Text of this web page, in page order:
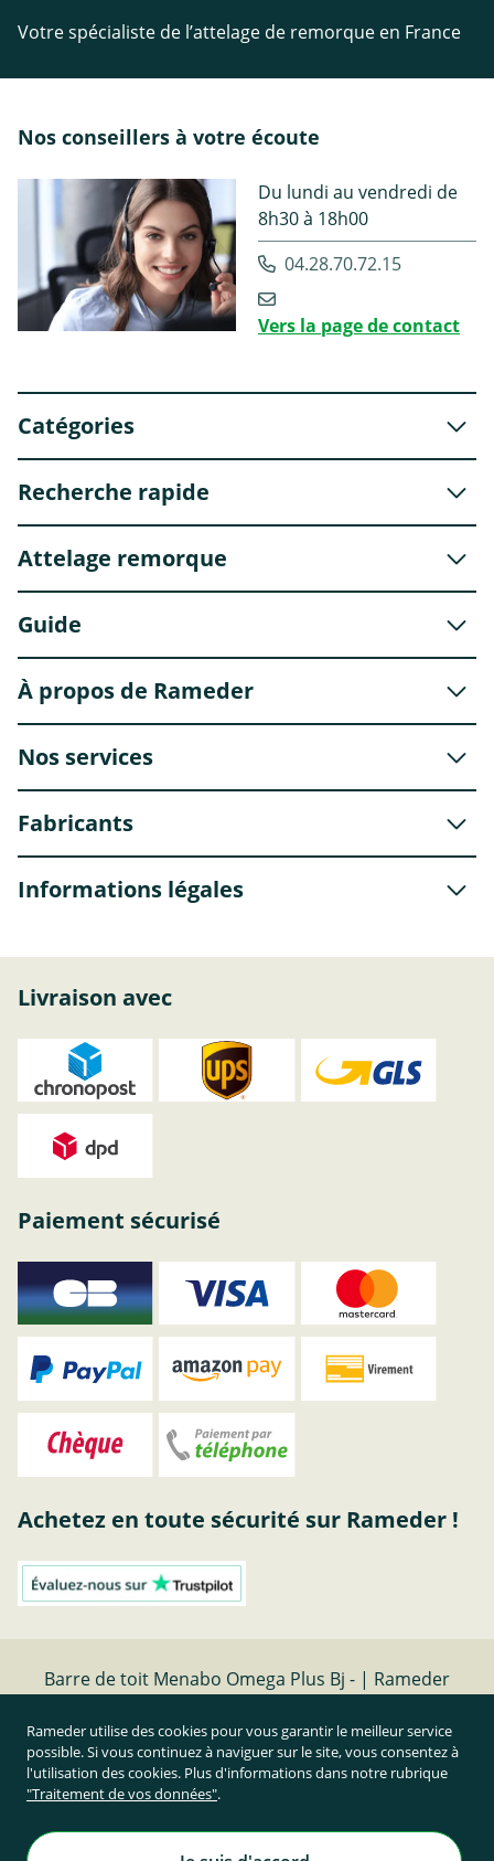
Votre spécialiste de l’attelage de remorque en France
Nos conseillers à votre écoute
Du lundi au vendredi de
8h30 à 18h00
04.28.70.72.15
Vers la page de contact
Catégories
Recherche rapide
Attelage remorque
Guide
À propos de Rameder
Nos services
Fabricants
Informations légales
Livraison avec
Paiement sécurisé
Achetez en toute sécurité sur Rameder !
Barre de toit Menabo Omega Plus Bj - | Rameder
Résilier le contrat
Prix TTC et hors frais de port
Rameder Attelage France
Rameder utilise des cookies pour vous garantir le meilleur service
possible. Si vous continuez à naviguer sur le site, vous consentez à
l'utilisation des cookies. Plus d'informations dans notre rubrique
"Traitement de vos données".